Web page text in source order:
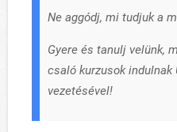
Ne aggódj, mi tudjuk a
Gyere és tanulj velünk,
csaló kurzusok
vezetésével!